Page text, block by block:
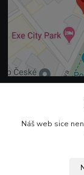
+420 225
Náš web sice